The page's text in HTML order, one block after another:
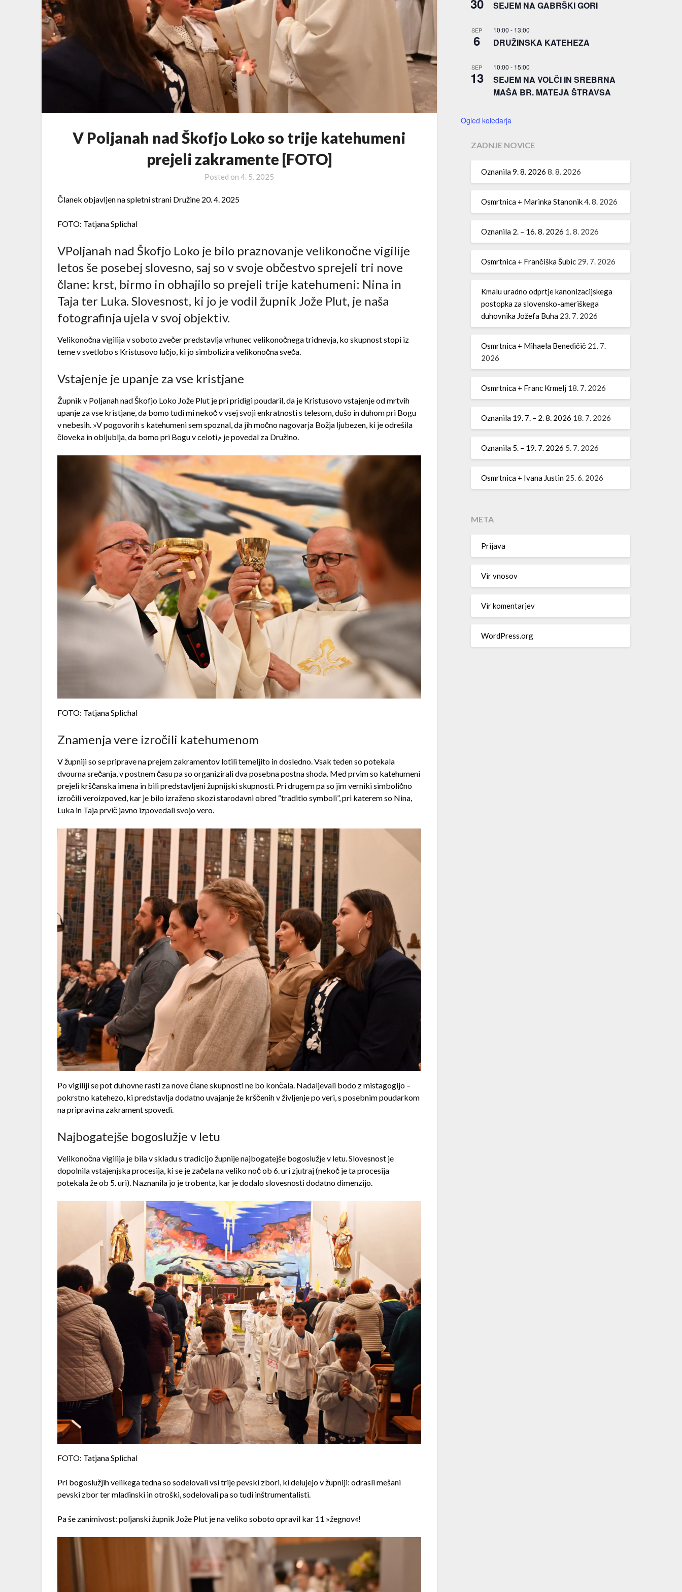
V Poljanah nad Škofjo Loko so trije katehumeni
prejeli zakramente [FOTO]
Posted on 4. 5. 2025
Članek objavljen na spletni strani Družine 20. 4. 2025
FOTO: Tatjana Splichal
VPoljanah nad Škofjo Loko je bilo praznovanje velikonočne vigilije
letos še posebej slovesno, saj so v svoje občestvo sprejeli tri nove
člane: krst, birmo in obhajilo so prejeli trije katehumeni: Nina in
Taja ter Luka. Slovesnost, ki jo je vodil župnik Jože Plut, je naša
fotografinja ujela v svoj objektiv.
Velikonočna vigilija v soboto zvečer predstavlja vrhunec velikonočnega tridnevja, ko skupnost stopi iz
teme v svetlobo s Kristusovo lučjo, ki jo simbolizira velikonočna sveča.
Vstajenje je upanje za vse kristjane
Župnik v Poljanah nad Škofjo Loko Jože Plut je pri pridigi poudaril, da je Kristusovo vstajenje od mrtvih
upanje za vse kristjane, da bomo tudi mi nekoč v vsej svoji enkratnosti s telesom, dušo in duhom pri Bogu
v nebesih. »V pogovorih s katehumeni sem spoznal, da jih močno nagovarja Božja ljubezen, ki je odrešila
človeka in obljublja, da bomo pri Bogu v celoti,« je povedal za Družino.
FOTO: Tatjana Splichal
Znamenja vere izročili katehumenom
V župniji so se priprave na prejem zakramentov lotili temeljito in dosledno. Vsak teden so potekala
dvourna srečanja, v postnem času pa so organizirali dva posebna postna shoda. Med prvim so katehumeni
prejeli krščanska imena in bili predstavljeni župnijski skupnosti. Pri drugem pa so jim verniki simbolično
izročili veroizpoved, kar je bilo izraženo skozi starodavni obred “traditio symboli”, pri katerem so Nina,
Luka in Taja prvič javno izpovedali svojo vero.
Po vigiliji se pot duhovne rasti za nove člane skupnosti ne bo končala. Nadaljevali bodo z mistagogijo –
pokrstno katehezo, ki predstavlja dodatno uvajanje že krščenih v življenje po veri, s posebnim poudarkom
na pripravi na zakrament spovedi.
Najbogatejše bogoslužje v letu
Velikonočna vigilija je bila v skladu s tradicijo župnije najbogatejše bogoslužje v letu. Slovesnost je
dopolnila vstajenjska procesija, ki se je začela na veliko noč ob 6. uri zjutraj (nekoč je ta procesija
potekala že ob 5. uri). Naznanila jo je trobenta, kar je dodalo slovesnosti dodatno dimenzijo.
FOTO: Tatjana Splichal
Pri bogoslužjih velikega tedna so sodelovali vsi trije pevski zbori, ki delujejo v župniji: odrasli mešani
pevski zbor ter mladinski in otroški, sodelovali pa so tudi inštrumentalisti.
Pa še zanimivost: poljanski župnik Jože Plut je na veliko soboto opravil kar 11 »žegnov«!
SEJEM NA GABRŠKI GORI
SEP
6
10:00 - 13:00
DRUŽINSKA KATEHEZA
SEP
13
10:00 - 15:00
SEJEM NA VOLČI IN SREBRNA
MAŠA BR. MATEJA ŠTRAVSA
Ogled koledarja
ZADNJE NOVICE
Oznanila 9. 8. 2026 8. 8. 2026
Osmrtnica + Marinka Stanonik4. 8. 2026
Oznanila 2. – 16. 8. 2026 1. 8. 2026
Osmrtnica + Frančiška Šubic 29. 7. 2026
Kmalu uradno odprtje kanonizacijskega
postopka za slovensko-ameriškega
duhovnika Jožefa Buha 23. 7. 2026
Osmrtnica + Mihaela Benedičič 21. 7.
2026
Osmrtnica + Franc Krmelj 18. 7. 2026
Oznanila 19. 7. – 2. 8. 2026 18. 7. 2026
Oznanila 5. – 19. 7. 2026 5. 7. 2026
Osmrtnica + Ivana Justin 25. 6. 2026
META
Prijava
Vir vnosov
Vir komentarjev
WordPress.org